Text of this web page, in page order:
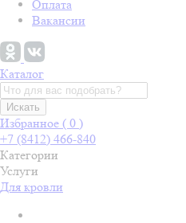
Оплата
Вакансии
Каталог
Искать
Избранное ( 0 )
+7 (8412) 466-840
Категории
Услуги
Для кровли